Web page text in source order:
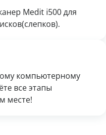
Medit i500 для
компьютерному
все этапы
месте!